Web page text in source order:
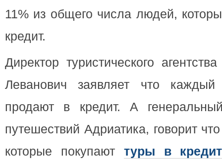
11% из общего числа людей,
кредит.
Директор туристического
Леванович заявляет что
продают в кредит. А
путешествий Адриатика, говорит
которые покупают туры в кредит